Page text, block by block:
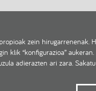
zein hirugarrenenak.
klik “konfigurazioa”
adierazten ari zara.